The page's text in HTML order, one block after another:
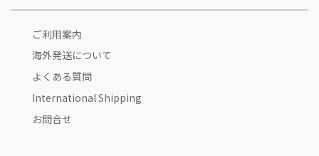
ご利用案内
海外発送について
よくある質問
International Shipping
お問合せ